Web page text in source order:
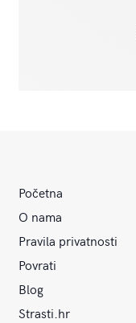
Početna
O nama
Pravila privatnosti
Povrati
Blog
Strasti.hr